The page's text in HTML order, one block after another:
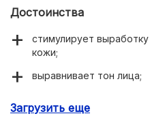
Достоинства
стимулирует
кожи;
выравнивает тон лица;
Загрузить еще